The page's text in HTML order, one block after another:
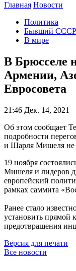
Главная Новости
Политика
Бывший СССР
В мире
В Брюсселе
Армении,
Евросовета
21:46 Дек. 14, 2021
Об этом сообщает
подробности
и Шарля Мишеля не
19 ноября
Мишеля и лидеров
европейский
рамках саммита
Ранее стало
установить прямой
предотвращения
Версия для печати
Все новости